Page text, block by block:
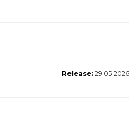
Release: 29.05.2026